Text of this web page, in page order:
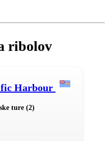
ribolov
Harbour
ture (2)